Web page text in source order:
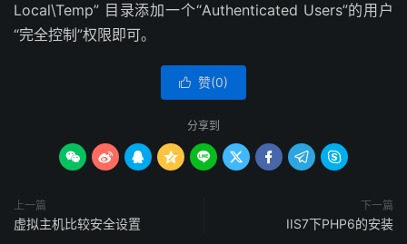
Local\Temp” 目录添加一个“Authenticated Users”的用户
“完全控制”权限即可。
 赞(0)
分享到
        
上一篇
虚拟主机比较安全设置
下一篇
IIS7下PHP6的安装